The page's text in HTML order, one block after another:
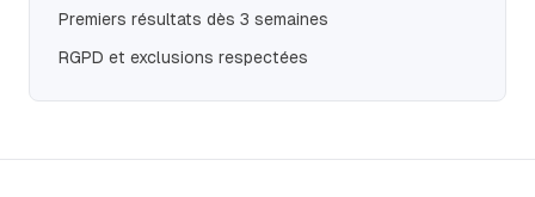
Premiers résultats dès 3 semaines
RGPD et exclusions respectées